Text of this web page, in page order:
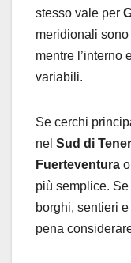
stesso vale per
meridionali
mentre l’interno
variabili.
Se cerchi
nel Sud di
Fuerteventura
più semplice.
borghi, sentieri
pena